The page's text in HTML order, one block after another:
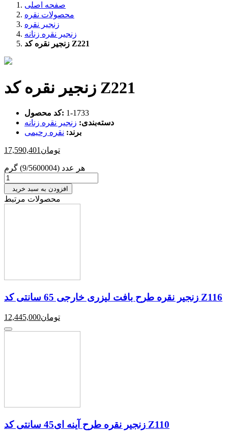
صفحه اصلی
محصولات نقره
زنجیر نقره
زنجیر نقره زنانه
زنجیر نقره کد Z221
زنجیر نقره کد Z221
کد محصول: ‎1-1733
دسته‌بندی: زنجیر نقره زنانه
برند: نقره رحیمی
17,590,401 تومان
هر عدد (9/5600004) گرم
افزودن به سبد خرید
محصولات مرتبط
زنجیر نقره طرح بافت لیزری خارجی 65 سانتی کد Z116
12,445,000تومان
زنجیر نقره طرح آینه ای45 سانتی کد Z110